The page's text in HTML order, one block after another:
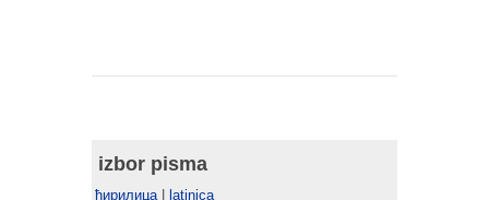
izbor pisma
ћирилица| latinica